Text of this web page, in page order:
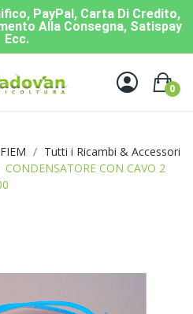
PayPal, Carta Di Credito,
Alla Consegna, Satispay
Ecc.
0
Tutti i Ricambi & Accessori
CONDENSATORE CON CAVO 2